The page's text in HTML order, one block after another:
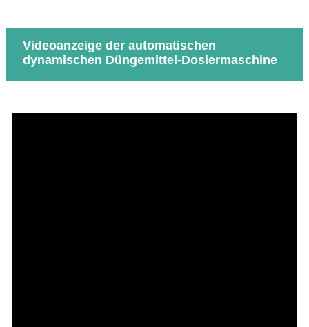
Videoanzeige der automatischen
dynamischen Düngemittel-Dosiermaschine